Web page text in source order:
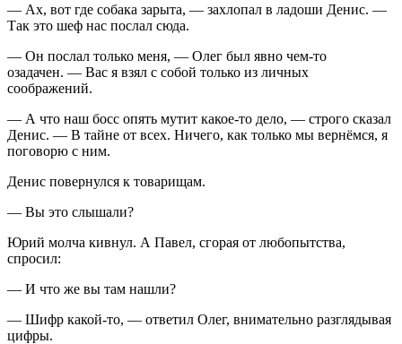
— Ах, вот где собака зарыта, — захлопал в ладоши Денис. —
Так это шеф нас послал сюда.
— Он послал только меня, — Олег был явно чем-то
озадачен. — Вас я взял с собой только из личных
соображений.
— А что наш босс опять мутит какое-то дело, — строго сказал
Денис. — В тайне от всех. Ничего, как только мы вернёмся, я
поговорю с ним.
Денис повернулся к товарищам.
— Вы это слышали?
Юрий молча кивнул. А Павел, сгорая от любопытства,
спросил:
— И что же вы там нашли?
— Шифр какой-то, — ответил Олег, внимательно разглядывая
цифры.